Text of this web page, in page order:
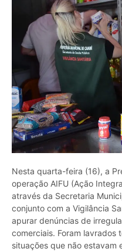
Nesta quarta-feira (16), a
operação AIFU (Ação
através da Secretaria
conjunto com a Vigilância
apurar denúncias de
comerciais. Foram lavrados
situações que não estavam